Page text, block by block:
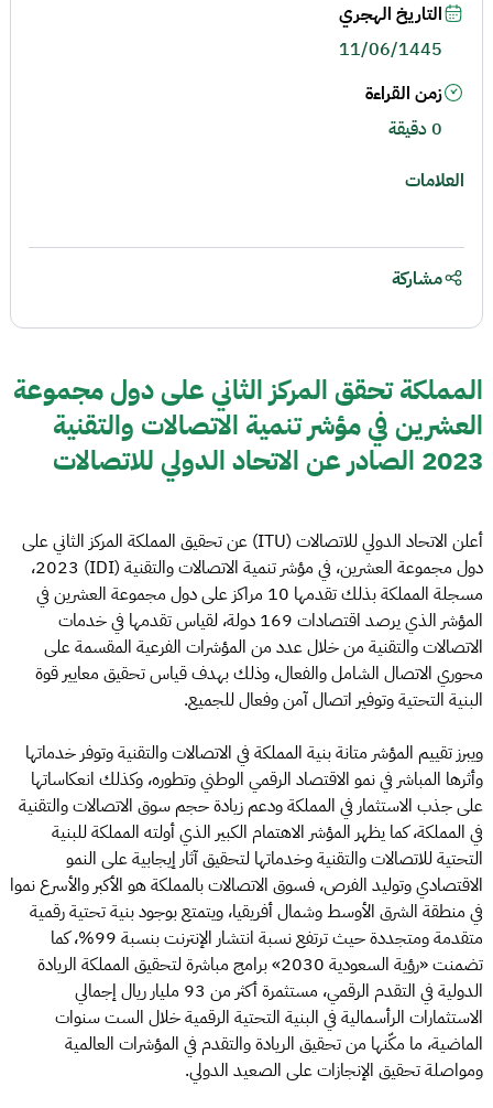
المملكة تحقق المركز الثاني على دول مجموعة
العشرين في مؤشر تنمية الاتصالات والتقنية
2023 الصادر عن الاتحاد الدولي للاتصالات
أعلن الاتحاد الدولي للاتصالات (ITU) عن تحقيق المملكة المركز الثاني على
دول مجموعة العشرين، في مؤشر تنمية الاتصالات والتقنية (IDI) 2023،
مسجلة المملكة بذلك تقدمها 10 مراكز على دول مجموعة العشرين في
المؤشر الذي يرصد اقتصادات 169 دولة، لقياس تقدمها في خدمات
الاتصالات والتقنية من خلال عدد من المؤشرات الفرعية المقسمة على
محوري الاتصال الشامل والفعال، وذلك بهدف قياس تحقيق معايير قوة
البنية التحتية وتوفير اتصال آمن وفعال للجميع.
ويبرز تقييم المؤشر متانة بنية المملكة في الاتصالات والتقنية وتوفر خدماتها
وأثرها المباشر في نمو الاقتصاد الرقمي الوطني وتطوره، وكذلك انعكاساتها
على جذب الاستثمار في المملكة ودعم زيادة حجم سوق الاتصالات والتقنية
في المملكة، كما يظهر المؤشر الاهتمام الكبير الذي أولته المملكة للبنية
التحتية للاتصالات والتقنية وخدماتها لتحقيق آثار إيجابية على النمو
الاقتصادي وتوليد الفرص، فسوق الاتصالات بالمملكة هو الأكبر والأسرع نموا
في منطقة الشرق الأوسط وشمال أفريقيا، ويتمتع بوجود بنية تحتية رقمية
متقدمة ومتجددة حيث ترتفع نسبة انتشار الإنترنت بنسبة 99%، كما
تضمنت «رؤية السعودية 2030» برامج مباشرة لتحقيق المملكة الريادة
الدولية في التقدم الرقمي، مستثمرة أكثر من 93 مليار ريال إجمالي
الاستثمارات الرأسمالية في البنية التحتية الرقمية خلال الست سنوات
الماضية، ما مكّنها من تحقيق الريادة والتقدم في المؤشرات العالمية
ومواصلة تحقيق الإنجازات على الصعيد الدولي.
التاريخ الهجري
11/06/1445
زمن القراءة
0 دقيقة
العلامات
مشاركة